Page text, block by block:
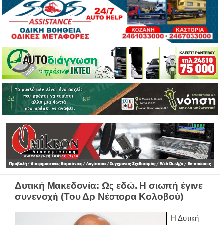
Δυτική Μακεδονία: Ως εδώ. Η σιωπή έγινε
συνενοχή (Του Δρ Νέστορα Κολοβού)
Η Δυτική